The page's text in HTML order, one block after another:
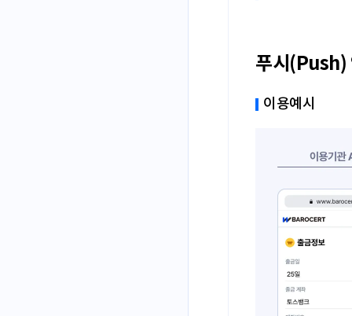
푸시(Push)
이용예시